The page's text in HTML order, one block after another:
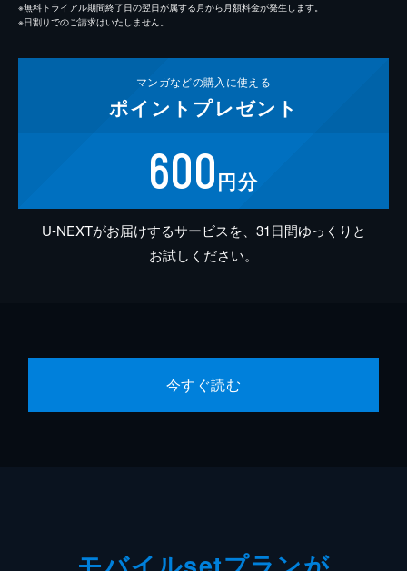
※無料トライアル期間終了日の翌日が属する月から月額料金が発生します。
※日割りでのご請求はいたしません。
マンガなどの購入に使える
ポイント プレゼント
600円分
U-NEXTがお届けするサービスを、31日間ゆっくりと
お試しください。
今すぐ読む